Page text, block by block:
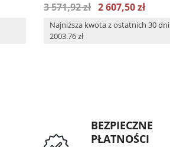
3 571,92 zł 2 607,50 zł
Najniższa kwota z ostatnich 30 dni
2003.76 zł
BEZPIECZNE
PŁATNOŚCI